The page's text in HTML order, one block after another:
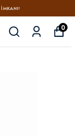
İMKANI!
0